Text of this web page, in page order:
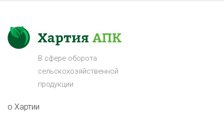
В сфере оборота
сельскохозяйственной
продукции
о Хартии